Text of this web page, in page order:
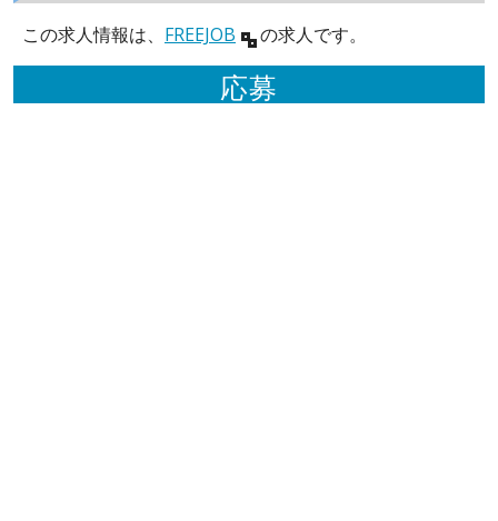
この求人情報は、 FREEJOB の求人です。
応募